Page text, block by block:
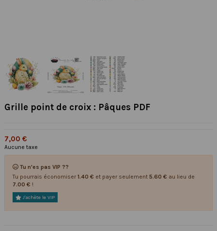
Grille point de croix : Pâques PDF
7,00 €
Aucune taxe
Tu n'es pas VIP ??
Tu pourrais économiser 1.40 € et payer seulement 5.60 € au lieu de
7.00 € !
J'achète le VIP